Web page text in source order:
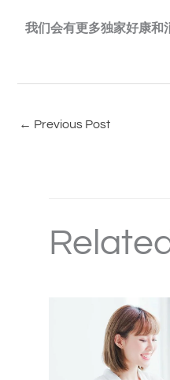
我们会有更多独家好康和
← Previous Post